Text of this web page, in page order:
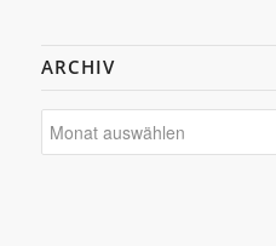
ARCHIV